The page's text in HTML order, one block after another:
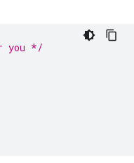
you */